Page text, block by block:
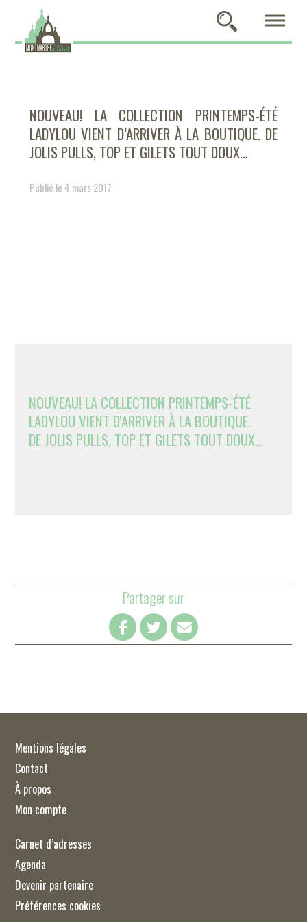
NOUVEAU! LA COLLECTION PRINTEMPS-ÉTÉ
LADYLOU VIENT D’ARRIVER À LA BOUTIQUE. DE
JOLIS PULLS, TOP ET GILETS TOUT DOUX…
Publié le 4 mars 2017
NOUVEAU! LA COLLECTION PRINTEMPS-ÉTÉ
LADYLOU VIENT D'ARRIVER À LA BOUTIQUE.
DE JOLIS PULLS, TOP ET GILETS TOUT DOUX...
Partager sur
Mentions légales
Contact
À propos
Mon compte
Carnet d’adresses
Agenda
Devenir partenaire
Préférences cookies